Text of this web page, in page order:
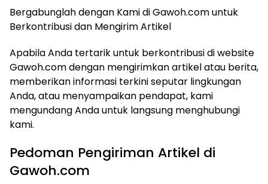
Bergabunglah dengan Kami di Gawoh.com untuk
Berkontribusi dan Mengirim Artikel
Apabila Anda tertarik untuk berkontribusi di website
Gawoh.com dengan mengirimkan artikel atau berita,
memberikan informasi terkini seputar lingkungan
Anda, atau menyampaikan pendapat, kami
mengundang Anda untuk langsung menghubungi
kami.
Pedoman Pengiriman Artikel di
Gawoh.com